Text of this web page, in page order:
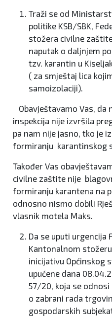
Traži se od
politike KSB/SBK,
stožera civilne
naputak o daljnjem
tzv. karantin u
( za smještaj lica
samoizolaciji).
Obavještavamo Vas, da
inspekcija nije izvršila
pa nam nije jasno, tko je
formiranju karantinskog
Također Vas
civilne zaštite nije
formiranju karantena na
odnosno nismo dobili
vlasnik motela Maks.
Da se uputi urgencija
Kantonalnom
inicijativu Općinskog
upućene dana
57/20, koja se
o zabrani rada
gospodarskih